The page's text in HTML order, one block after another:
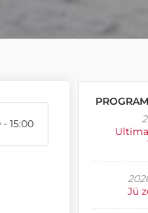
15:00
Jü